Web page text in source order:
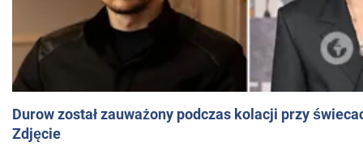
Durow został zauważony podczas kolacji przy
Zdjęcie